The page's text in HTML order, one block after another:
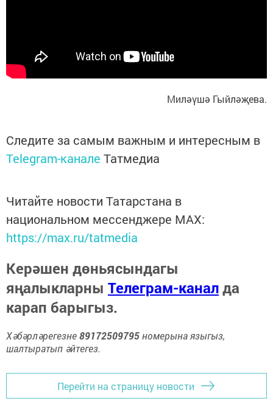
Миләүшә Гыйләҗева.
Следите за самым важным и интересным в
Telegram-канале Татмедиа
Читайте новости Татарстана в
национальном мессенджере MАХ:
https://max.ru/tatmedia
Керәшен дөньясындагы
яңалыкларны Телеграм-каналда
карап барыгыз.
Хәбәрләрегезне89172509795номерына языгыз,
шалтыратып әйтегез.
Перейти на страницу новости